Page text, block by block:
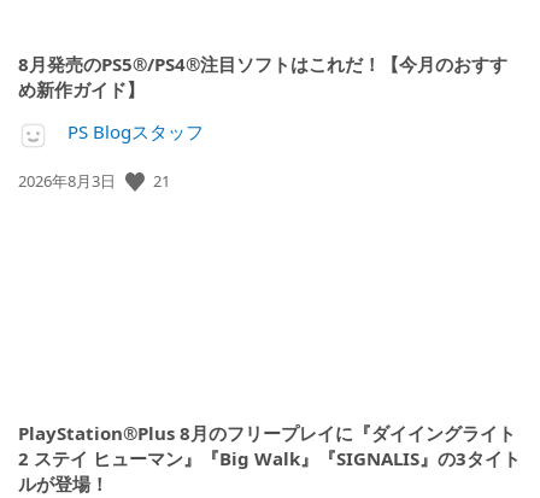
8月発売のPS5®/PS4®注目ソフトはこれだ！【今月のおすす
め新作ガイド】
PS Blogスタッフ
公
2026年8月3日 21
PlayStation®Plus 8月のフリープレイに『ダイイングライト
2 ステイ ヒューマン』『Big Walk』『SIGNALIS』の3タイト
ルが登場！